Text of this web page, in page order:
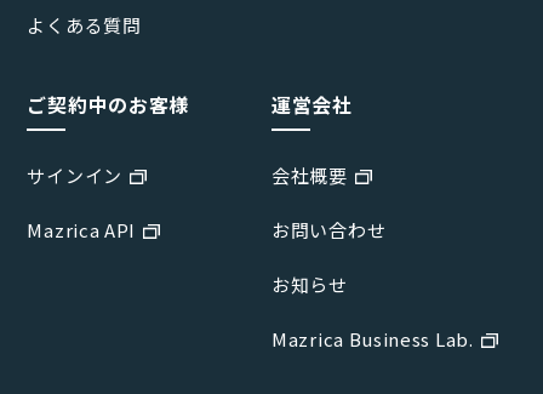
よくある質問
ご契約中のお客様
サインイン
Mazrica API
運営会社
会社概要
お問い合わせ
お知らせ
Mazrica Business Lab.